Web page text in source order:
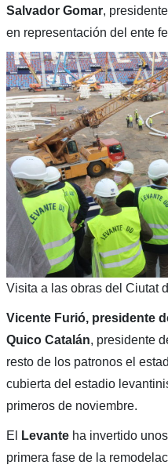
Salvador Gomar,
en representación del ente
Visita a las obras del Ciutat
Vicente Furió, presidente
Quico Catalán, presidente
resto de los patronos el
cubierta del estadio
primeros de noviembre.
El Levanteha invertido
primera fase de la